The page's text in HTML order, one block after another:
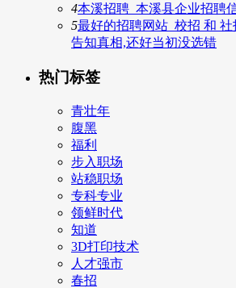
4本溪招聘_本溪县企业招聘
5最好的招聘网站_校招 和
告知真相,还好当初没选错
热门标签
青壮年
腹黑
福利
步入职场
站稳职场
专科专业
领鲜时代
知道
3D打印技术
人才强市
春招